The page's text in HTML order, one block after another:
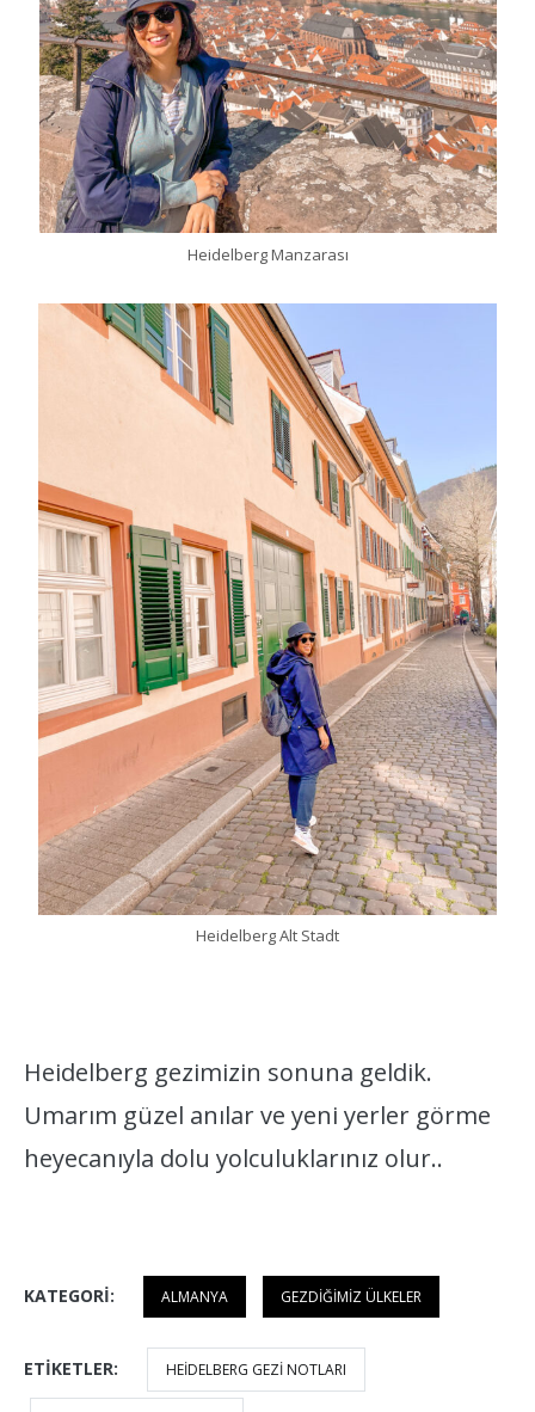
Heidelberg Manzarası
Heidelberg Alt Stadt
Heidelberg gezimizin sonuna geldik.
Umarım güzel anılar ve yeni yerler görme
heyecanıyla dolu yolculuklarınız olur..
KATEGORI: ALMANYA GEZDIĞIMIZ ÜLKELER
ETIKETLER: HEIDELBERG GEZI NOTLARI